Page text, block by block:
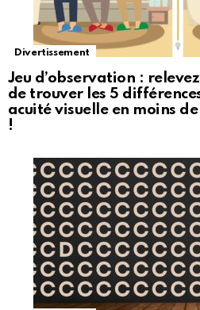
Divertissement
Jeu d’observation :
de trouver les 5
acuité visuelle en moins
!